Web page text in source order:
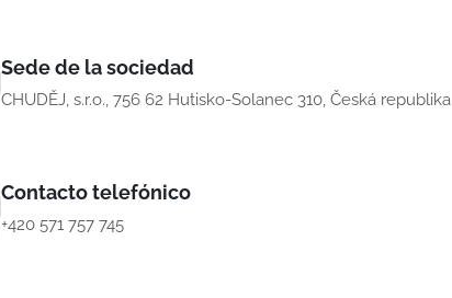
Sede de la sociedad
CHUDĚJ, s.r.o., 756 62 Hutisko-Solanec 310, Česká republika
Contacto telefónico
+420 571 757 745